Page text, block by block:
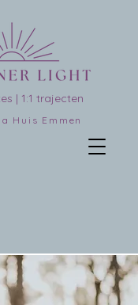
| 1:1 trajecten
Huis Emmen